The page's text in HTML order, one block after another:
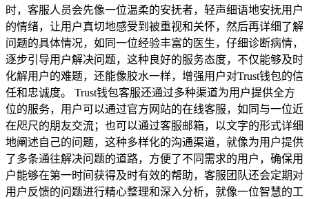
时，客服人员会先像一位温柔的安抚者，轻声细语地安抚用户
的情绪，让用户真切地感受到被重视和关怀，然后再详细了解
问题的具体情况，如同一位经验丰富的医生，仔细诊断病情，
逐步引导用户解决问题，这种良好的服务态度，不仅能够及时
化解用户的难题，还能像胶水一样，增强用户对Trust钱包的信
任和忠诚度。 Trust钱包客服还通过多种渠道为用户提供全方
位的服务，用户可以通过官方网站的在线客服，如同与一位近
在咫尺的朋友交流；也可以通过客服邮箱，以文字的形式详细
地阐述自己的问题，这种多样化的沟通渠道，就像为用户提供
了多条通往解决问题的道路，方便了不同需求的用户，确保用
户能够在第一时间获得及时有效的帮助，客服团队还会定期对
用户反馈的问题进行精心整理和深入分析，就像一位智慧的工